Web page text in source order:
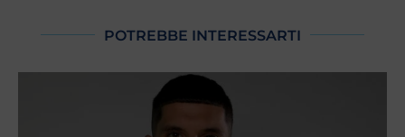
POTREBBE INTERESSARTI